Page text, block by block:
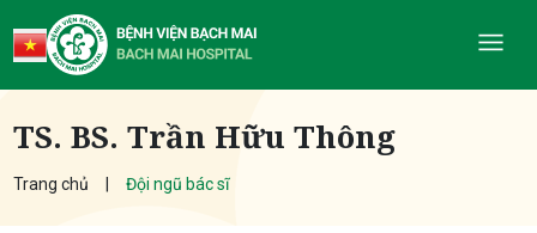
TS. BS. Trần Hữu Thông
Trang chủ Đội ngũ bác sĩ